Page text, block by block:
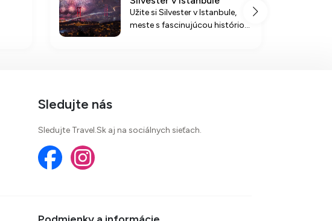
Užite si Silvester v Istanbule,
meste s fascinujúcou históriou
Sledujte nás
Sledujte Travel.Sk aj na sociálnych sieťach.